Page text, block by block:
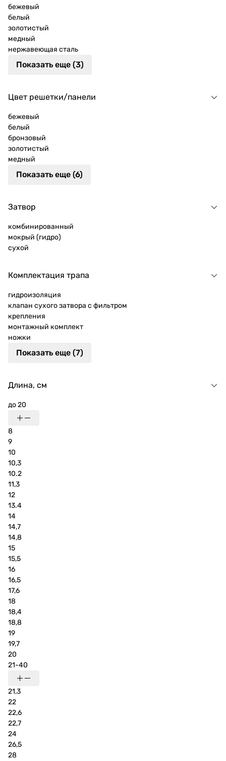
бежевый
белый
золотистый
медный
нержавеющая сталь
Показать еще (3)
Цвет решетки/панели
бежевый
белый
бронзовый
золотистый
медный
Показать еще (6)
Затвор
комбинированный
мокрый (гидро)
сухой
Комплектация трапа
гидроизоляция
клапан сухого затвора с фильтром
крепления
монтажный комплект
ножки
Показать еще (7)
Длина, см
до 20
8
9
10
10,3
10.2
11,3
12
13.4
14
14,7
14,8
15
15,5
16
16,5
17,6
18
18,4
18,8
19
19,7
20
21-40
21,3
22
22,6
22,7
24
26,5
28